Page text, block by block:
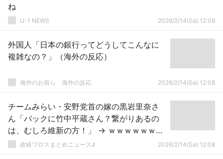
ね
U-1 NEWS 2026/2/14(Sa) 12:09
外国人「日本の銀行ってどうしてこんなに
複雑なの？」（海外の反応）
海外のお前ら 海外の反応 2026/2/14(Sa) 12:08
チームみらい・安野党首の嫁の黒岩里奈さ
ん「バックに竹中平蔵さん？繋がりあるの
は、むしろ維新の方！」 → ｗｗｗｗｗｗｗ
ｗｗｗｗｗｗｗｗｗｗｗ
政経ワロスまとめニュース♪ 2026/2/14(Sa) 12:08